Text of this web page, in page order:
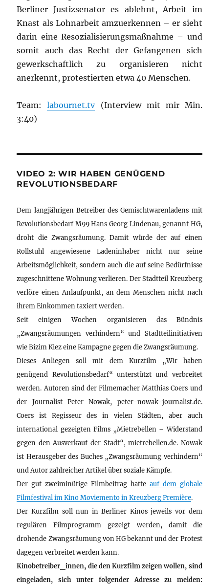
Berliner Justizsenator es ablehnt, Arbeit im
Knast als Lohnarbeit amzuerkennen – er sieht
darin eine Resozialisierungsmaßnahme – und
somit auch das Recht der Gefangenen sich
gewerkschaftlich zu organisieren nicht
anerkennt, protestierten etwa 40 Menschen.
Team:labournet.tv(Interview mit mir Min.
3:40)
VIDEO 2: WIR HABEN GENÜGEND
REVOLUTIONSBEDARF
Dem langjährigen Betreiber des Gemischtwarenladens mit
Revolutionsbedarf M99 Hans Georg Lindenau, genannt HG,
droht die Zwangsräumung. Damit würde der auf einen
Rollstuhl angewiesene Ladeninhaber nicht nur seine
Arbeitsmöglichkeit, sondern auch die auf seine Bedürfnisse
zugeschnittene Wohnung verlieren. Der Stadtteil Kreuzberg
verlöre einen Anlaufpunkt, an dem Menschen nicht nach
ihrem Einkommen taxiert werden.
Seit einigen Wochen organisieren das Bündnis
„Zwangsräumungen verhindern“ und Stadtteilinitiativen
wie Bizim Kiez eine Kampagne gegen die Zwangsräumung.
Dieses Anliegen soll mit dem Kurzfilm „Wir haben
genügend Revolutionsbedarf“ unterstützt und verbreitet
werden. Autoren sind der Filmemacher Matthias Coers und
der Journalist Peter Nowak, peter-nowak-journalist.de.
Coers ist Regisseur des in vielen Städten, aber auch
international gezeigten Films „Mietrebellen – Widerstand
gegen den Ausverkauf der Stadt“, mietrebellen.de. Nowak
ist Herausgeber des Buches „Zwangsräumung verhindern“
und Autor zahlreicher Artikel über soziale Kämpfe.
Der gut zweiminütige Filmbeitrag hatte auf dem globale
Filmfestival im Kino Moviemento in Kreuzberg Première.
Der Kurzfilm soll nun in Berliner Kinos jeweils vor dem
regulären Filmprogramm gezeigt werden, damit die
drohende Zwangsräumung von HG bekannt und der Protest
dagegen verbreitet werden kann.
Kinobetreiber_innen, die den Kurzfilm zeigen wollen, sind
eingeladen, sich unter folgender Adresse zu melden: